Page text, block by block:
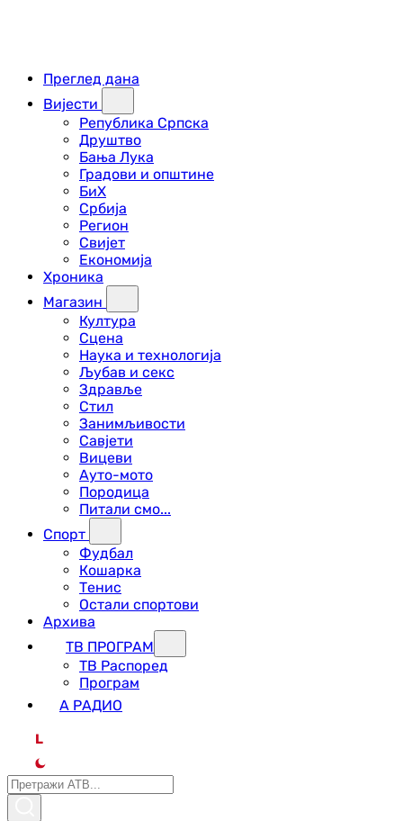
Преглед дана
Вијести
Република Српска
Друштво
Бања Лука
Градови и општине
БиХ
Србија
Регион
Свијет
Економија
Хроника
Магазин
Култура
Сцена
Наука и технологија
Љубав и секс
Здравље
Стил
Занимљивости
Савјети
Вицеви
Ауто-мото
Породица
Питали смо...
Спорт
Фудбал
Кошарка
Тенис
Остали спортови
Архива
ТВ ПРОГРАМ
ТВ Распоред
Програм
А РАДИО
L